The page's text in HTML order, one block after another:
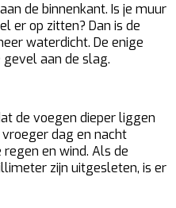
de binnenkant. Is je muur
er op zitten? Dan is de
waterdicht. De enige
aan de slag.
de voegen dieper liggen
dag en nacht
en wind. Als de
zijn uitgesleten, is er